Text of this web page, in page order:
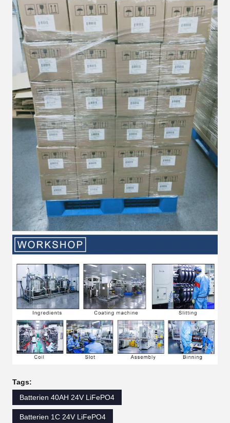
Tags:
Batterien 40AH 24V LiFePO4
Batterien 1C 24V LiFePO4